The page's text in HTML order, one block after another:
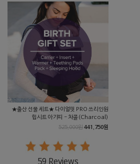
★출산 선물 세트★ 다이얼핏 PRO 쓰리인원
힙시트 아기띠 - 차콜(Charcoal)
525,000원441,750원
59 Reviews